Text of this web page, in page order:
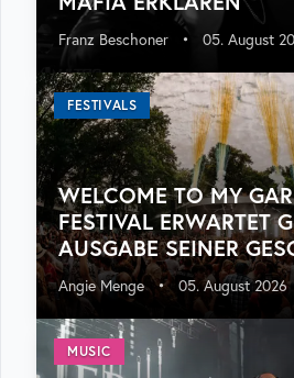
Franz Beschoner • 05. August
FESTIVALS
WELCOME TO MY
FESTIVAL ERWARTET
USGABE SEINER
Angie Menge • 05. August 2026
MUSIC